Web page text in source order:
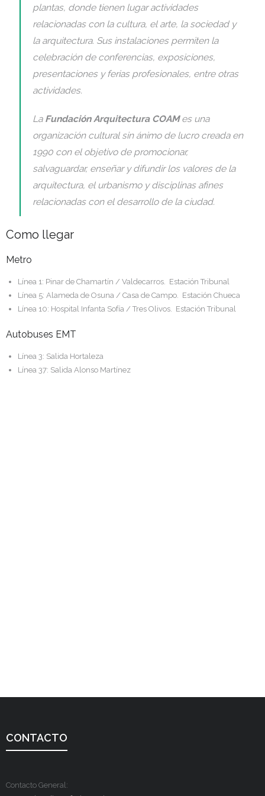
- 4ª EDICIÓN. 2020
- 3ª EDICIÓN. 2019
- 2ª EDICIÓN. 2018
- 1ª EDICIÓN. 2017
plantas, donde tienen lugar actividades
relacionadas con la cultura, el arte, la sociedad y
la arquitectura. Sus instalaciones permiten la
celebración de conferencias, exposiciones,
presentaciones y ferias profesionales, entre otras
actividades.
La Fundación Arquitectura COAMes una
organización cultural sin ánimo de lucro creada en
1990 con el objetivo de promocionar,
salvaguardar, enseñar y difundir los valores de la
arquitectura, el urbanismo y disciplinas afines
relacionadas con el desarrollo de la ciudad.
Como llegar
Metro
Línea 1: Pinar de Chamartín / Valdecarros. Estación Tribunal
Línea 5: Alameda de Osuna / Casa de Campo. Estación Chueca
Línea 10: Hospital Infanta Sofía / Tres Olivos. Estación Tribunal
Autobuses EMT
Línea 3: Salida Hortaleza
Línea 37: Salida Alonso Martínez
CONTACTO
Contacto General: